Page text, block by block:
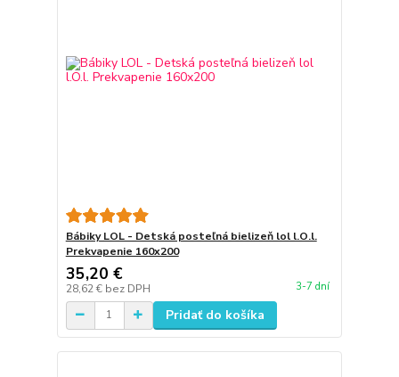
Bábiky LOL - Detská posteľná bielizeň lol l.O.l.
Prekvapenie 160x200
35,20 €
28,62 € bez DPH 3-7 dní
Pridať do košíka